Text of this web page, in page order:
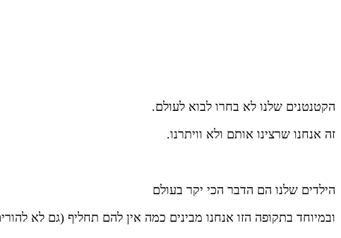
הקטנטנים שלנו לא בחרו לבוא לעולם.
זה אנחנו שרצינו אותם ולא וויתרנו.
הילדים שלנו הם הדבר הכי יקר בעולם
ובמיוחד בתקופה הזו אנחנו מבינים כמה אין להם תחליף (גם לא